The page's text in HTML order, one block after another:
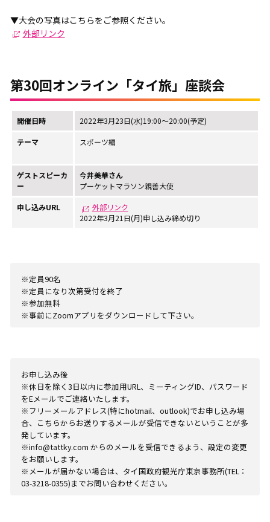
▼大会の写真はこちらをご参照ください。
外部リンク
第30回オンライン「タイ旅」座談会
開催日時 2022年3月23日(水)19:00～20:00(予定)
テーマ スポーツ編
ゲストスピーカ
ー
今井美華さん
プーケットマラソン親善大使
申し込みURL
外部リンク
2022年3月21日(月)申し込み締め切り
※定員90名
※定員になり次第受付を終了
※参加無料
※事前にZoomアプリをダウンロードして下さい。
お申し込み後
※休日を除く3日以内に参加用URL、ミーティングID、パスワード
をEメールでご連絡いたします。
※フリーメールアドレス(特にhotmail、outlook)でお申し込み場
合、こちらからお送りするメールが受信できないということが多
発しています。
※info@tattky.com からのメールを受信できるよう、設定の変更
をお願いします。
※メールが届かない場合は、タイ国政府観光庁東京事務所(TEL：
03-3218-0355)までお問い合わせください。